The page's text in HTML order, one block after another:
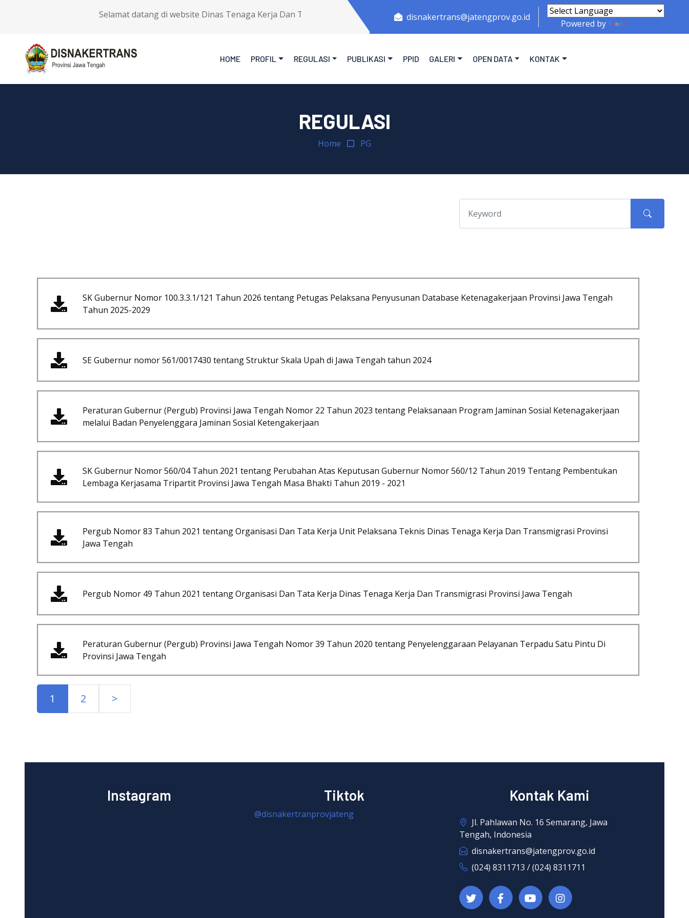
Selamat datang di website Dinas Tenaga Kerja Dan Transmigrasi Provinsi Jawa Tengah.disnakertrans@jatengprov.go.id
Powered by
HOME PROFIL REGULASI PUBLIKASI PPID GALERI OPEN DATA KONTAK
REGULASI
Home PG
SK Gubernur Nomor 100.3.3.1/121 Tahun 2026 tentang Petugas Pelaksana Penyusunan Database Ketenagakerjaan Provinsi Jawa Tengah
Tahun 2025-2029
SE Gubernur nomor 561/0017430 tentang Struktur Skala Upah di Jawa Tengah tahun 2024
Peraturan Gubernur (Pergub) Provinsi Jawa Tengah Nomor 22 Tahun 2023 tentang Pelaksanaan Program Jaminan Sosial Ketenagakerjaan
melalui Badan Penyelenggara Jaminan Sosial Ketengakerjaan
SK Gubernur Nomor 560/04 Tahun 2021 tentang Perubahan Atas Keputusan Gubernur Nomor 560/12 Tahun 2019 Tentang Pembentukan
Lembaga Kerjasama Tripartit Provinsi Jawa Tengah Masa Bhakti Tahun 2019 - 2021
Pergub Nomor 83 Tahun 2021 tentang Organisasi Dan Tata Kerja Unit Pelaksana Teknis Dinas Tenaga Kerja Dan Transmigrasi Provinsi
Jawa Tengah
Pergub Nomor 49 Tahun 2021 tentang Organisasi Dan Tata Kerja Dinas Tenaga Kerja Dan Transmigrasi Provinsi Jawa Tengah
Peraturan Gubernur (Pergub) Provinsi Jawa Tengah Nomor 39 Tahun 2020 tentang Penyelenggaraan Pelayanan Terpadu Satu Pintu Di
Provinsi Jawa Tengah
1 2 >
Instagram Tiktok
@disnakertranprovjateng
Kontak Kami
Jl. Pahlawan No. 16 Semarang, Jawa
Tengah, Indonesia
disnakertrans@jatengprov.go.id
(024) 8311713 / (024) 8311711